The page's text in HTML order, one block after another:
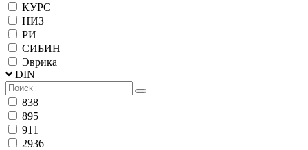
КУРС
НИЗ
РИ
СИБИН
Эврика
DIN
838
895
911
2936